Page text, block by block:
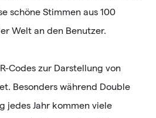
schöne Stimmen aus 100
Welt an den Benutzer.
Codes zur Darstellung von
Besonders während Double
jedes Jahr kommen viele